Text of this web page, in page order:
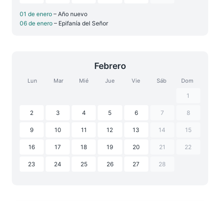
01 de enero – Año nuevo
06 de enero – Epifanía del Señor
Febrero
Lun Mar Mié Jue Vie Sáb Dom
1
2 3 4 5 6 7 8
9 10 11 12 13 14 15
16 17 18 19 20 21 22
23 24 25 26 27 28